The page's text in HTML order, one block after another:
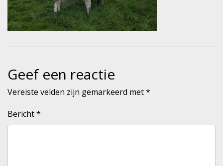
Geef een reactie
Vereiste velden zijn gemarkeerd met*
Bericht*